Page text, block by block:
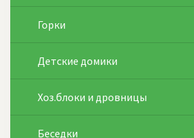
Горки
Детские домики
Хоз.блоки и дровницы
Беседки